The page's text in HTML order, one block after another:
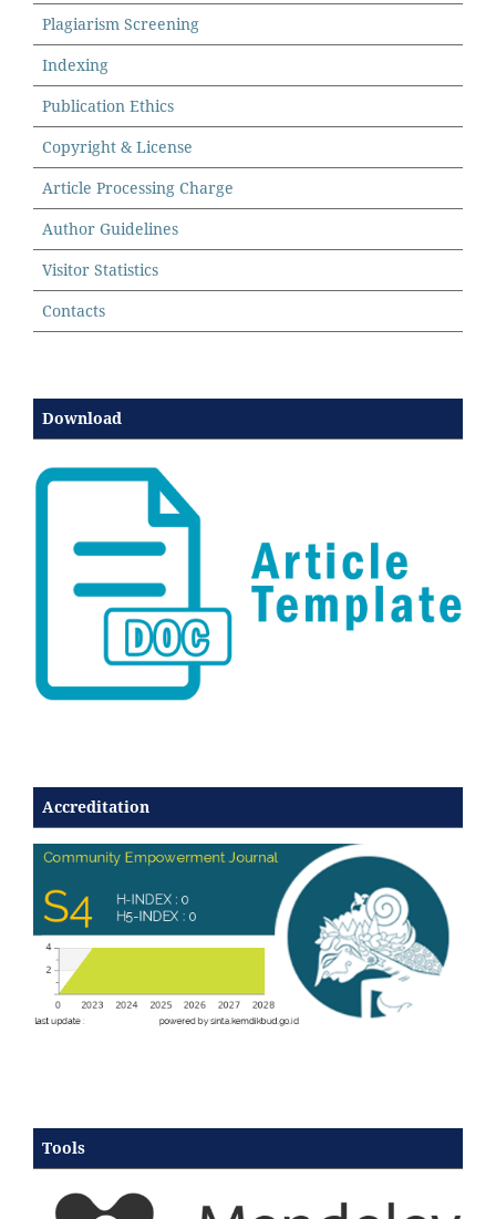
Plagiarism Screening
Indexing
Publication Ethics
Copyright & License
Article Processing Charge
Author Guidelines
Visitor Statistics
Contacts
Download
Accreditation
Tools